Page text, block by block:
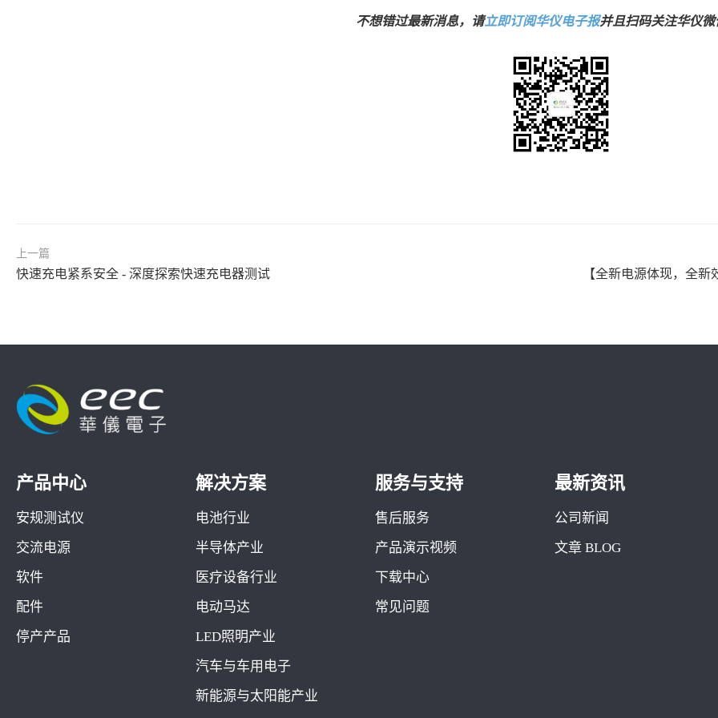
不想错过最新消息，请立即订阅华仪电子报并且扫码关注华仪微
上一篇
快速充电紧系安全 - 深度探索快速充电器测试
产品中心
安规测试仪
交流电源
软件
配件
停产产品
解决方案
电池行业
半导体产业
医疗设备行业
电动马达
LED照明产业
汽车与车用电子
新能源与太阳能产业
服务与支持
售后服务
产品演示视频
下载中心
常见问题
最新资讯
公司新闻
文章 BLOG